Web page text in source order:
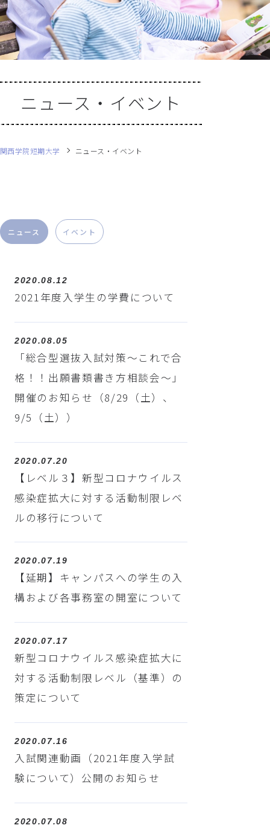
ニュース・イベント
関西学院短期大学 ニュース・イベント
ニュース イベント
2020.08.12
2021年度入学生の学費について
2020.08.05
「総合型選抜入試対策～これで合
格！！出願書類書き方相談会～」
開催のお知らせ（8/29（土）、
9/5（土））
2020.07.20
【レベル３】新型コロナウイルス
感染症拡大に対する活動制限レベ
ルの移行について
2020.07.19
【延期】キャンパスへの学生の入
構および各事務室の開室について
2020.07.17
新型コロナウイルス感染症拡大に
対する活動制限レベル（基準）の
策定について
2020.07.16
入試関連動画（2021年度入学試
験について）公開のお知らせ
2020.07.08